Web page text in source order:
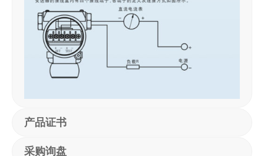
产品证书
采购询盘